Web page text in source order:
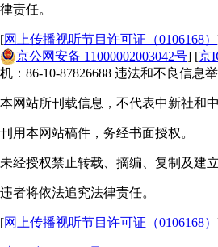
律责任。
[网上传播视听节目许可证（0106168）
京公网安备 11000002003042号] [京
机：86-10-87826688 违法和不良信息
本网站所刊载信息，不代表中新社和中
刊用本网站稿件，务经书面授权。
未经授权禁止转载、摘编、复制及建
违者将依法追究法律责任。
[网上传播视听节目许可证（0106168）